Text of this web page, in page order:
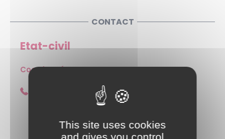
CONTACT
Etat-civil
Coordonnées :
This site uses cookies
and gives you control